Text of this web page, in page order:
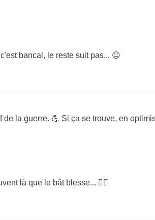
bancal, le reste suit pas... 😐
la guerre. 💪 Si ça se trouve, en
là que le bât blesse... 🤷‍♂️